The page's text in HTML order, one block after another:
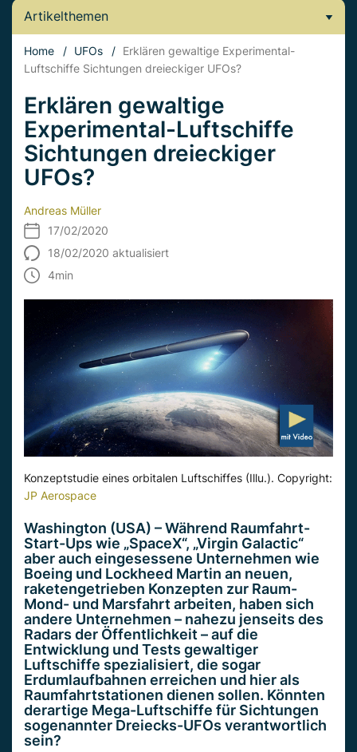
Artikelthemen
Home / UFOs / Erklären gewaltige Experimental-
Luftschiffe Sichtungen dreieckiger UFOs?
Erklären gewaltige
Experimental-Luftschiffe
Sichtungen dreieckiger
UFOs?
Andreas Müller
17/02/2020
18/02/2020 aktualisiert
4min
Konzeptstudie eines orbitalen Luftschiffes (Illu.). Copyright:
JP Aerospace
Washington (USA) – Während Raumfahrt-
Start-Ups wie „SpaceX“, „Virgin Galactic“
aber auch eingesessene Unternehmen wie
Boeing und Lockheed Martin an neuen,
raketengetrieben Konzepten zur Raum-
Mond- und Marsfahrt arbeiten, haben sich
andere Unternehmen – nahezu jenseits des
Radars der Öffentlichkeit – auf die
Entwicklung und Tests gewaltiger
Luftschiffe spezialisiert, die sogar
Erdumlaufbahnen erreichen und hier als
Raumfahrtstationen dienen sollen. Könnten
derartige Mega-Luftschiffe für Sichtungen
sogenannter Dreiecks-UFOs verantwortlich
sein?